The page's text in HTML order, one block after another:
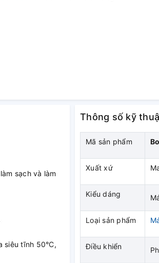
sạch và làm
siêu tĩnh 50°C,
Thông số kỹ
Mã sản phẩm
Xuất xứ
Kiểu dáng
Loại sản phẩm
Điều khiển